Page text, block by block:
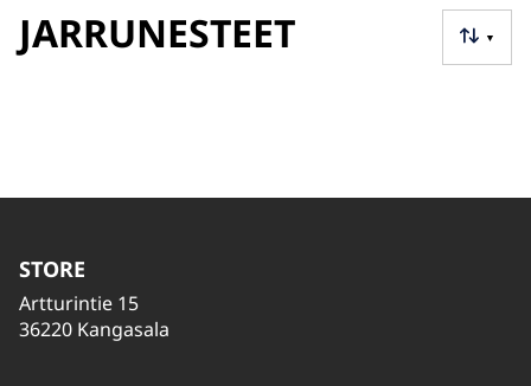
▼
JARRUNESTEET
STORE
Artturintie 15
36220 Kangasala